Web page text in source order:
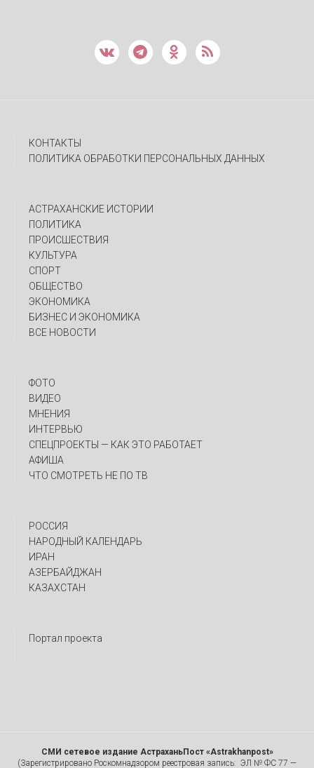
КОНТАКТЫ
ПОЛИТИКА ОБРАБОТКИ ПЕРСОНАЛЬНЫХ ДАННЫХ
АСТРАХАНСКИЕ ИСТОРИИ
ПОЛИТИКА
ПРОИСШЕСТВИЯ
КУЛЬТУРА
СПОРТ
ОБЩЕСТВО
ЭКОНОМИКА
БИЗНЕС И ЭКОНОМИКА
ВСЕ НОВОСТИ
ФОТО
ВИДЕО
МНЕНИЯ
ИНТЕРВЬЮ
CПЕЦПРОЕКТЫ — КАК ЭТО РАБОТАЕТ
АФИША
ЧТО СМОТРЕТЬ НЕ ПО ТВ
РОССИЯ
НАРОДНЫЙ КАЛЕНДАРЬ
ИРАН
АЗЕРБАЙДЖАН
КАЗАХСТАН
Портал проекта
СМИ сетевое издание АстраханьПост «Astrakhanpost»
(Зарегистрировано Роскомнадзором реестровая запись: ЭЛ № ФС 77 —